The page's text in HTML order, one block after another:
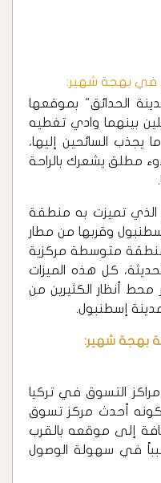
في بهجة شهير:
الحدائق" بموقعها
بينهما وادي تغطيه
يجذب السائحين إليها،
مطلق يشعرك بالراحة
الذي تميزت به منطقة
وقربها من مطار
منطقة متوسطة مركزية
كل هذه الميزات
أنظار الكثيرين من
مدينة إسطنبول.
بهجة شهير:
التسوق في تركيا
أحدث مركز تسوق
إلى موقعه بالقرب
في سهولة الوصول